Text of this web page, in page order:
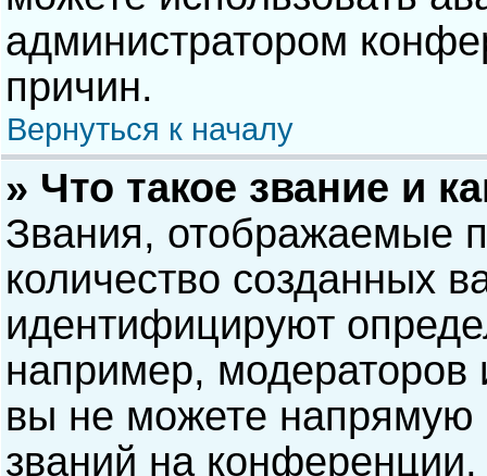
администратором
причин.
Вернуться к началу
» Что такое звание и
Звания, отображаемые
количество созданных
идентифицируют
например,
вы не можете напрямую
званий на